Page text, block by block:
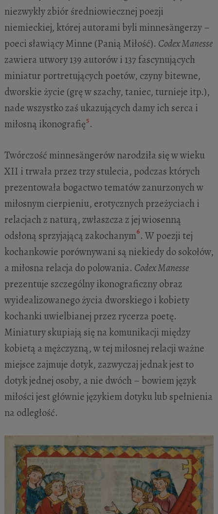
niezwykły zbiór średniowiecznej poezji
niemieckiej, której autorami byli minnesängerzy –
poeci sławiący Minne (Panią Miłość). Codex Manesse
zawiera utwory 139 autorów i 137 fascynujących
miniatur portretujących poetów, czyny bitewne,
dworskie życie (grę w szachy, taniec, turnieje itp.),
nade wszystko zaś ukazujących damy ich serca i
miłosną ikonografię5.
Twórczość minnesängerów narodziła się w wieku
XII i trwała przez trzy stulecia, podczas których
prezentowała bogactwo tematów zanurzonych w
miłosnym cierpieniu, erotycznych przeżyciach i
relacjach z naturą, zwłaszcza z jej wiosenną
odsłoną sprzyjającą zakochanym6. W poezji tej
kochankowie porównywani są niekiedy do sokołów,
a miłosna relacja do polowania. Codex Manesse
prezentuje szczególny ikonograficzny obraz
wyidealizowanego życia dworskiego i kobiety
kochanki uwielbianej przez rycerza poetę.
Miniatury skupiają się na komunikacji między
kobietą a mężczyzną, w tej miłosnej relacji ważne
miejsce zajmuje dotyk, zazwyczaj jednak jest to
dotyk jednej osoby, a nie dwóch – bowiem język
miłości jest głównie językiem dotyku lub spełnienia
na odległość.